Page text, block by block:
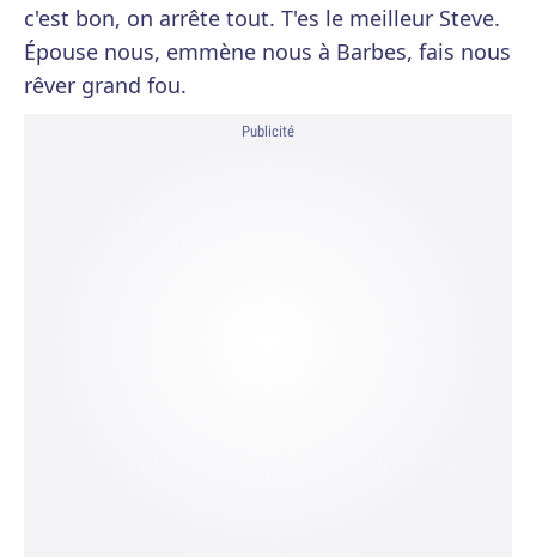
c'est bon, on arrête tout. T'es le meilleur Steve.
Épouse nous, emmène nous à Barbes, fais nous
rêver grand fou.
Publicité